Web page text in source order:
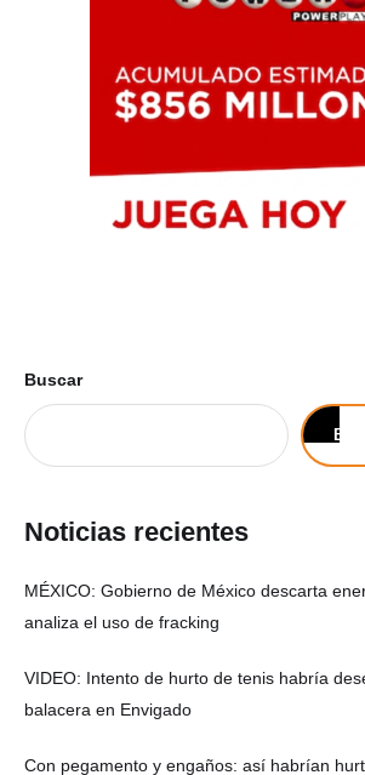
Buscar
Noticias recientes
MÉXICO: Gobierno de México descarta
analiza el uso de fracking
VIDEO: Intento de hurto de tenis habría
balacera en Envigado
Con pegamento y engaños: así habrían